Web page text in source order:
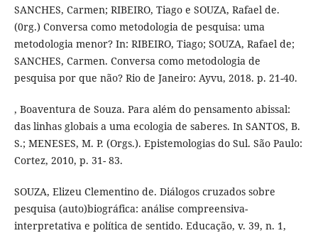
SANCHES, Carmen; RIBEIRO, Tiago e SOUZA, Rafael de.
(0rg.) Conversa como metodologia de pesquisa: uma
metodologia menor? In: RIBEIRO, Tiago; SOUZA, Rafael de;
SANCHES, Carmen. Conversa como metodologia de
pesquisa por que não? Rio de Janeiro: Ayvu, 2018. p. 21-40.
, Boaventura de Souza. Para além do pensamento abissal:
das linhas globais a uma ecologia de saberes. In SANTOS, B.
S.; MENESES, M. P. (Orgs.). Epistemologias do Sul. São Paulo:
Cortez, 2010, p. 31- 83.
SOUZA, Elizeu Clementino de. Diálogos cruzados sobre
pesquisa (auto)biográfica: análise compreensiva-
interpretativa e política de sentido. Educação, v. 39, n. 1,